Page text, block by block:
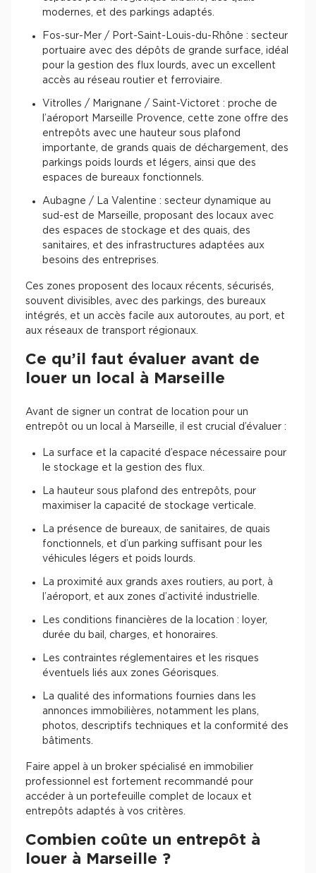
Achat de Commerces
Achat de Commerces à Nîmes
Achat de Commerces à Toulouse
Achat de Commerces à Dijon
Bureaux privés à Paris
Bureaux privés à Lyon
Bureaux privés à Marseille
Bureaux privés à Neuilly-sur-Seine
Bureaux privés à Lille
Plateaux opérés à Paris
Plateaux opérés à Neuilly-sur-Seine
Plateaux opérés à Boulogne-Billancourt
Collections Flex / Coworking
Guide & Conseils
Livrets blancs & Études
modernes, et des parkings adaptés.
Fos-sur-Mer / Port-Saint-Louis-du-Rhône : secteur
portuaire avec des dépôts de grande surface, idéal
pour la gestion des flux lourds, avec un excellent
accès au réseau routier et ferroviaire.
Vitrolles / Marignane / Saint-Victoret : proche de
l’aéroport Marseille Provence, cette zone offre des
entrepôts avec une hauteur sous plafond
importante, de grands quais de déchargement, des
parkings poids lourds et légers, ainsi que des
espaces de bureaux fonctionnels.
Aubagne / La Valentine : secteur dynamique au
sud-est de Marseille, proposant des locaux avec
des espaces de stockage et des quais, des
sanitaires, et des infrastructures adaptées aux
besoins des entreprises.
Ces zones proposent des locaux récents, sécurisés,
souvent divisibles, avec des parkings, des bureaux
intégrés, et un accès facile aux autoroutes, au port, et
aux réseaux de transport régionaux.
Ce qu’il faut évaluer avant de
louer un local à Marseille
Avant de signer un contrat de location pour un
entrepôt ou un local à Marseille, il est crucial d’évaluer :
La surface et la capacité d’espace nécessaire pour
le stockage et la gestion des flux.
La hauteur sous plafond des entrepôts, pour
maximiser la capacité de stockage verticale.
La présence de bureaux, de sanitaires, de quais
fonctionnels, et d’un parking suffisant pour les
véhicules légers et poids lourds.
La proximité aux grands axes routiers, au port, à
l’aéroport, et aux zones d’activité industrielle.
Les conditions financières de la location : loyer,
durée du bail, charges, et honoraires.
Les contraintes réglementaires et les risques
éventuels liés aux zones Géorisques.
La qualité des informations fournies dans les
annonces immobilières, notamment les plans,
photos, descriptifs techniques et la conformité des
bâtiments.
Faire appel à un broker spécialisé en immobilier
professionnel est fortement recommandé pour
accéder à un portefeuille complet de locaux et
entrepôts adaptés à vos critères.
Combien coûte un entrepôt à
louer à Marseille ?